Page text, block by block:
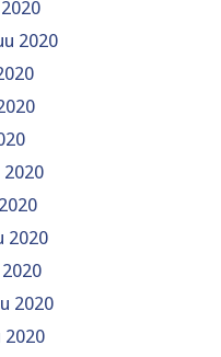
2020
2020
2020
2020
2020